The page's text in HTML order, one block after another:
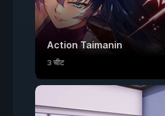
Action Taimanin
3 चीट